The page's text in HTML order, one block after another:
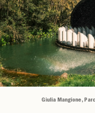
Giulia Mangione,